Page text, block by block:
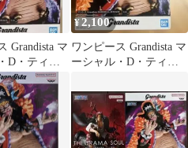
Grandista マ
D・ティー
ア
¥2,100
ワンピース Grandista マ
ーシャル・D・ティー